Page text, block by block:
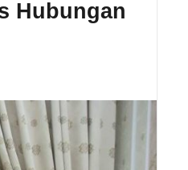
Hubungan